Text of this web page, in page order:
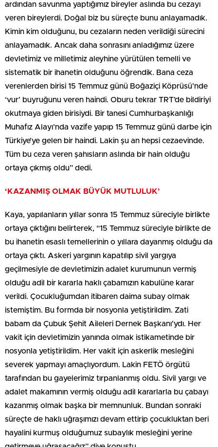
ardından savunma yaptığımız bireyler aslında bu cezayı
veren bireylerdi. Doğal biz bu süreçte bunu anlayamadık.
Kimin kim olduğunu, bu cezaların neden verildiği sürecini
anlayamadık. Ancak daha sonrasını anladığımız üzere
devletimiz ve milletimiz aleyhine yürütülen temelli ve
sistematik bir ihanetin olduğunu öğrendik. Bana ceza
verenlerden birisi 15 Temmuz günü Boğaziçi Köprüsü’nde
‘vur’ buyruğunu veren haindi. Oburu tekrar TRT’de bildiriyi
okutmaya giden birisiydi. Bir tanesi Cumhurbaşkanlığı
Muhafız Alayı’nda vazife yapıp 15 Temmuz günü darbe için
Türkiye’ye gelen bir haindi. Lakin şu an hepsi cezaevinde.
Tüm bu ceza veren şahısların aslında bir hain olduğu
ortaya çıkmış oldu” dedi.
‘KAZANMIŞ OLMAK BÜYÜK MUTLULUK’
Kaya, yapılanların yıllar sonra 15 Temmuz süreciyle birlikte
ortaya çıktığını belirterek, “15 Temmuz süreciyle birlikte de
bu ihanetin esaslı temellerinin o yıllara dayanmış olduğu da
ortaya çıktı. Askeri yargının kapatılıp sivil yargıya
geçilmesiyle de devletimizin adalet kurumunun vermiş
olduğu adil bir kararla haklı çabamızın kabulüne karar
verildi. Çocukluğumdan itibaren daima subay olmak
istemiştim. Bu formda bir nosyonla yetiştirildim. Zati
babam da Çubuk Şehit Aileleri Dernek Başkanı’ydı. Her
vakit için devletimizin yanında olmak istikametinde bir
nosyonla yetiştirildim. Her vakit için askerlik mesleğini
severek yapmayı amaçlıyordum. Lakin FETÖ örgütü
tarafından bu gayelerimiz tırpanlanmış oldu. Sivil yargı ve
adalet makamının vermiş olduğu adil kararlarla bu çabayı
kazanmış olmak başka bir memnunluk. Bundan sonraki
süreçte de haklı uğraşımızı devam ettirip çocukluktan beri
hayalini kurmuş olduğumuz subaylık mesleğini yerine